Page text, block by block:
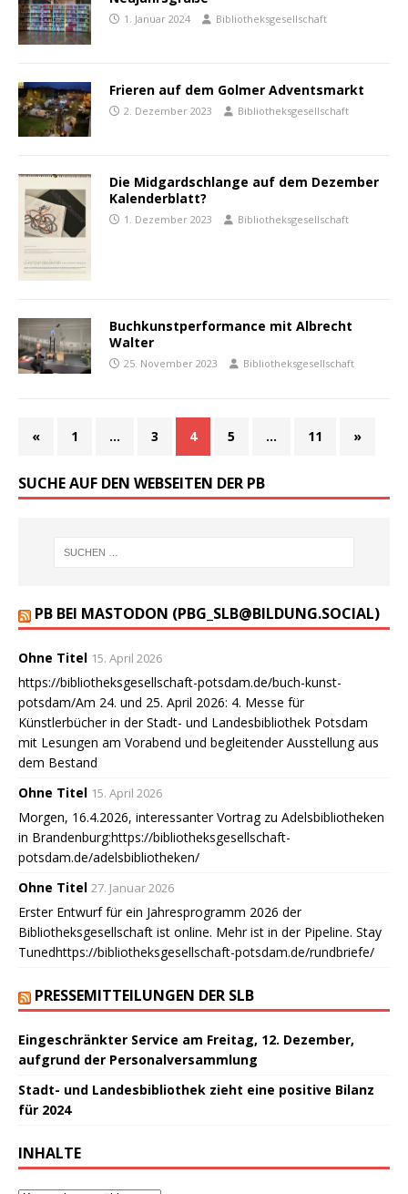
1. Januar 2024 Bibliotheksgesellschaft
Frieren auf dem Golmer Adventsmarkt
2. Dezember 2023 Bibliotheksgesellschaft
Die Midgardschlange auf dem Dezember
Kalenderblatt?
1. Dezember 2023 Bibliotheksgesellschaft
Buchkunstperformance mit Albrecht
Walter
25. November 2023 Bibliotheksgesellschaft
« 1 … 3 4 5 … 11 »
SUCHE AUF DEN WEBSEITEN DER PB
PB BEI MASTODON (PBG_SLB@BILDUNG.SOCIAL)
Ohne Titel 15. April 2026
https://bibliotheksgesellschaft-potsdam.de/buch-kunst-
potsdam/Am 24. und 25. April 2026: 4. Messe für
Künstlerbücher in der Stadt- und Landesbibliothek Potsdam
mit Lesungen am Vorabend und begleitender Ausstellung aus
dem Bestand
Ohne Titel 15. April 2026
Morgen, 16.4.2026, interessanter Vortrag zu Adelsbibliotheken
in Brandenburg:https://bibliotheksgesellschaft-
potsdam.de/adelsbibliotheken/
Ohne Titel 27. Januar 2026
Erster Entwurf für ein Jahresprogramm 2026 der
Bibliotheksgesellschaft ist online. Mehr ist in der Pipeline. Stay
Tunedhttps://bibliotheksgesellschaft-potsdam.de/rundbriefe/
PRESSEMITTEILUNGEN DER SLB
Eingeschränkter Service am Freitag, 12. Dezember,
aufgrund der Personalversammlung
Stadt- und Landesbibliothek zieht eine positive Bilanz
für 2024
INHALTE